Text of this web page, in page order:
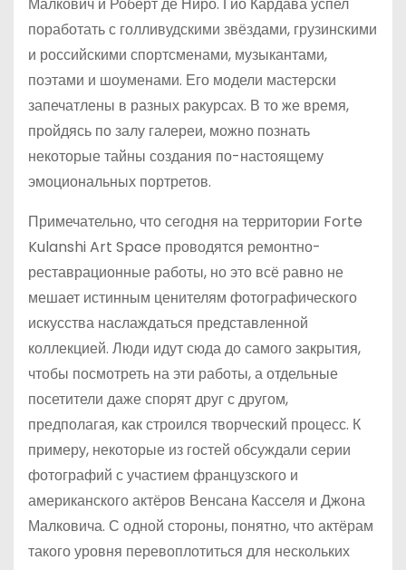
поработать с голливудскими звёздами, грузинскими
и российскими спортсменами, музыкантами,
поэтами и шоуменами. Его модели мастерски
запечатлены в разных ракурсах. В то же время,
пройдясь по залу галереи, можно познать
некоторые тайны создания по-настоящему
эмоциональных портретов.
Примечательно, что сегодня на территории Forte
Kulanshi Art Space проводятся ремонтно-
реставрационные работы, но это всё равно не
мешает истинным ценителям фотографического
искусства наслаждаться представленной
коллекцией. Люди идут сюда до самого закрытия,
чтобы посмотреть на эти работы, а отдельные
посетители даже спорят друг с другом,
предполагая, как строился творческий процесс. К
примеру, некоторые из гостей обсуждали серии
фотографий с участием французского и
американского актёров Венсана Касселя и Джона
Малковича. С одной стороны, понятно, что актёрам
такого уровня перевоплотиться для нескольких